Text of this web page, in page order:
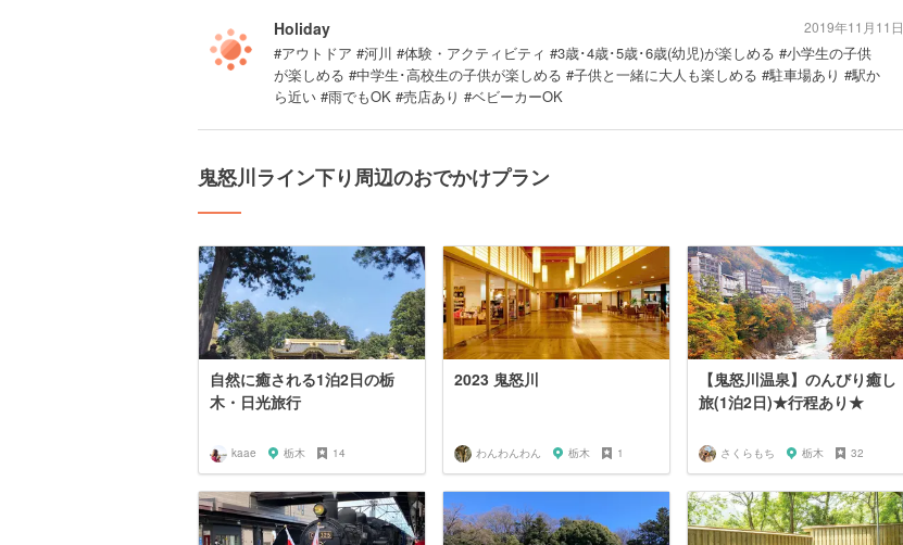
Holiday
#アウトドア #河川 #体験・アクティビティ #3歳･4歳･5歳･6歳(幼児)が楽しめる #小学生の子供
が楽しめる #中学生･高校生の子供が楽しめる #子供と一緒に大人も楽しめる #駐車場あり #駅か
ら近い #雨でもOK #売店あり #ベビーカーOK
2019年11月11日
鬼怒川ライン下り周辺のおでかけプラン
自然に癒される1泊2日の栃
木・日光旅行
kaae 栃木 14
2023 鬼怒川
わんわんわん 栃木 1
【鬼怒川温泉】のんびり癒し
旅(1泊2日)★行程あり★
さくらもち 栃木 32